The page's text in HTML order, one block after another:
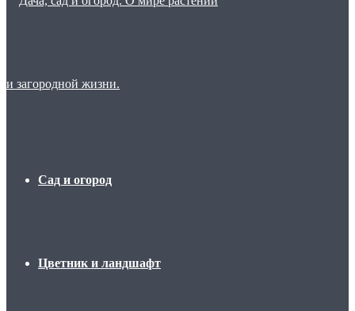
Сад и огород
Цветник и ландшафт